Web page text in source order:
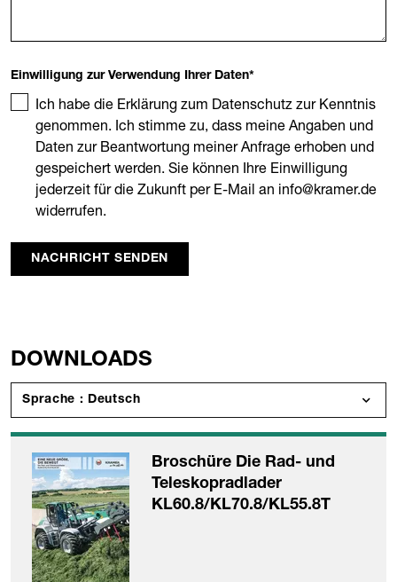
Einwilligung zur Verwendung Ihrer Daten*
Ich habe die Erklärung zum Datenschutz zur Kenntnis
genommen. Ich stimme zu, dass meine Angaben und
Daten zur Beantwortung meiner Anfrage erhoben und
gespeichert werden. Sie können Ihre Einwilligung
jederzeit für die Zukunft per E-Mail an info@kramer.de
widerrufen.
NACHRICHT SENDEN
DOWNLOADS
Sprache : Deutsch
Broschüre Die Rad- und
Teleskopradlader
KL60.8/KL70.8/KL55.8T